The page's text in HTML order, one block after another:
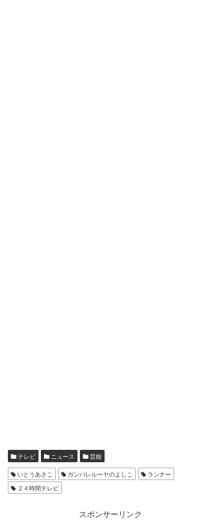
テレビ ニュース 芸能
いとうあさこ ガンバレルーヤのよしこ
ランナー
２４時間テレビ
スポンサーリンク